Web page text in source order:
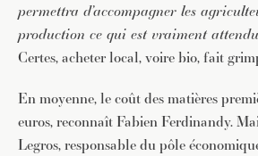
permettra d’accompagner les
production ce qui est vraiment attendu
Certes, acheter local, voire bio, fait
En moyenne, le coût des matières
euros, reconnaît Fabien Ferdinandy.
Legros, responsable du pôle